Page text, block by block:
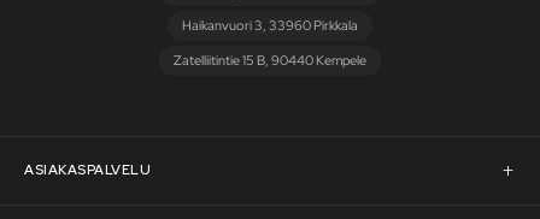
Haikanvuori 3, 33960 Pirkkala
Zatelliitintie 15 B, 90440 Kempele
ASIAKASPALVELU